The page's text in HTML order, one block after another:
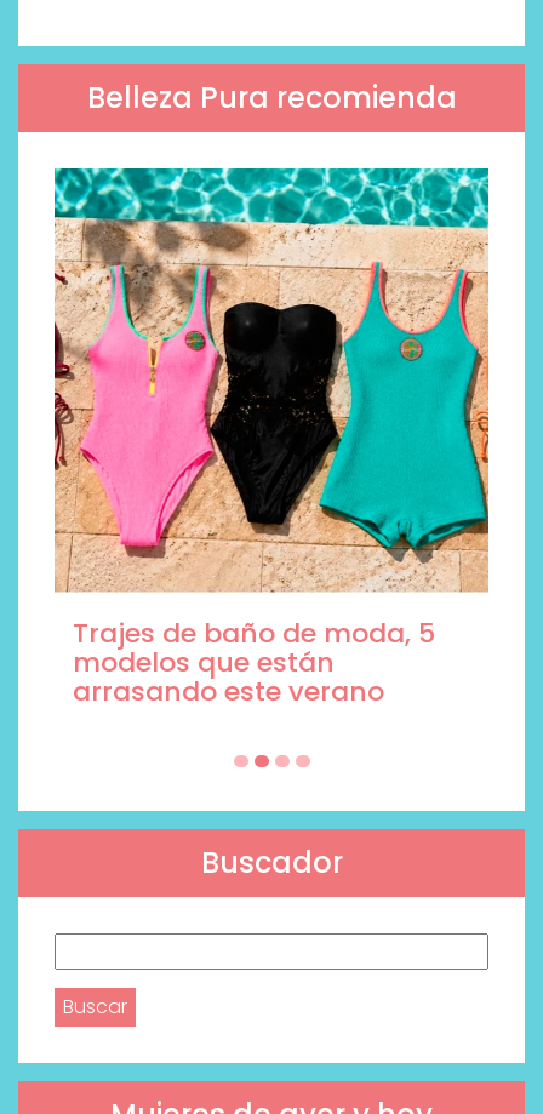
Belleza Pura recomienda
Trajes de baño de moda, 5
modelos que están
arrasando este verano
Buscador